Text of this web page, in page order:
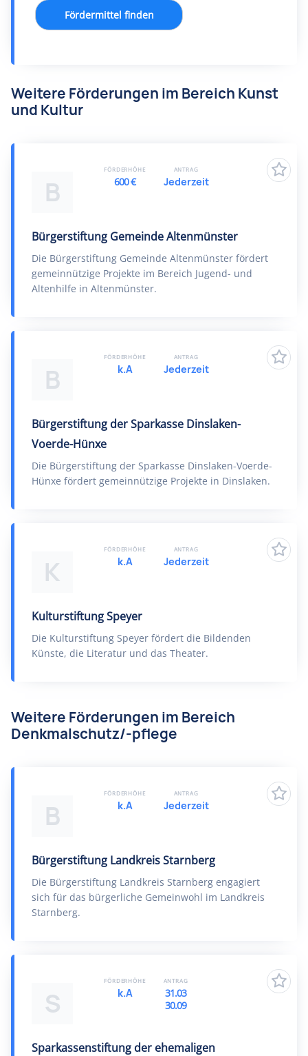
Fördermittel finden
Weitere Förderungen im Bereich Kunst
und Kultur
B
Bürgerstiftung Gemeinde Altenmünster
Die Bürgerstiftung Gemeinde Altenmünster fördert
gemeinnützige Projekte im Bereich Jugend- und
Altenhilfe in Altenmünster.
FÖRDERHÖHE
600 €
ANTRAG
Jederzeit
B
Bürgerstiftung der Sparkasse Dinslaken-
Voerde-Hünxe
Die Bürgerstiftung der Sparkasse Dinslaken-Voerde-
Hünxe fördert gemeinnützige Projekte in Dinslaken.
FÖRDERHÖHE
k.A
ANTRAG
Jederzeit
K
Kulturstiftung Speyer
Die Kulturstiftung Speyer fördert die Bildenden
Künste, die Literatur und das Theater.
FÖRDERHÖHE
k.A
ANTRAG
Jederzeit
Weitere Förderungen im Bereich
Denkmalschutz/-pflege
B
Bürgerstiftung Landkreis Starnberg
Die Bürgerstiftung Landkreis Starnberg engagiert
sich für das bürgerliche Gemeinwohl im Landkreis
Starnberg.
FÖRDERHÖHE
k.A
ANTRAG
Jederzeit
S
Sparkassenstiftung der ehemaligen
FÖRDERHÖHE
k.A
ANTRAG
31.03
30.09